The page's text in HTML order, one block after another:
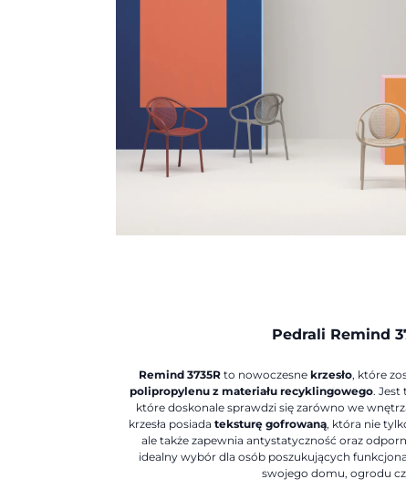
Pedrali Remind
Remind 3735R to nowoczesne krzesło, które
polipropylenu z materiału recyklingowego. Jest
które doskonale sprawdzi się zarówno we
krzesła posiada teksturę gofrowaną, która nie
ale także zapewnia antystatyczność oraz
idealny wybór dla osób poszukujących
swojego domu, ogrodu